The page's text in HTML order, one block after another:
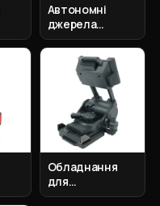
Автономні
джерела
живлення
Обладнання
для
спостереження